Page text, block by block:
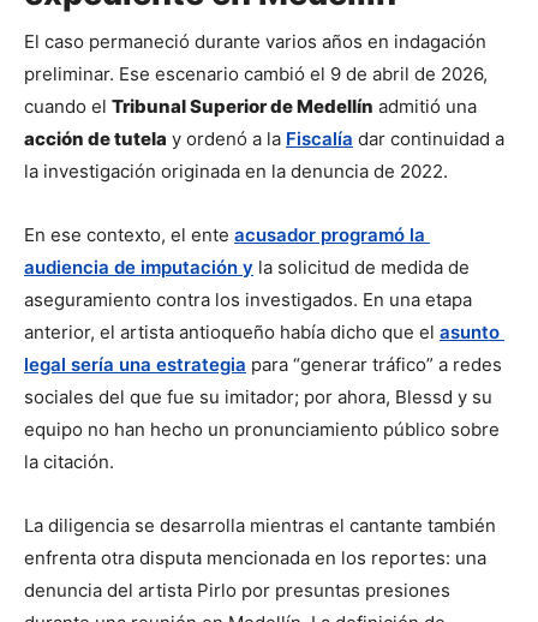
El caso permaneció durante varios años en indagación
preliminar. Ese escenario cambió el 9 de abril de 2026,
cuando el Tribunal Superior de Medellín
acción de tutela y ordenó a la Fiscalía dar continuidad a
la investigación originada en la denuncia de 2022.
En ese contexto, el ente acusador programó la
audiencia de imputación y la solicitud de medida de
aseguramiento contra los investigados. En una etapa
anterior, el artista antioqueño había dicho que el asunto
legal sería una estrategia para “generar tráfico” a redes
sociales del que fue su imitador; por ahora, Blessd y su
equipo no han hecho un pronunciamiento público sobre
la citación.
La diligencia se desarrolla mientras el cantante también
enfrenta otra disputa mencionada en los reportes: una
denuncia del artista Pirlo por presuntas presiones